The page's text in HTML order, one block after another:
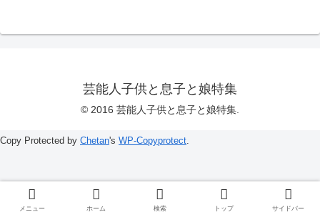
芸能人子供と息子と娘特集
© 2016 芸能人子供と息子と娘特集.
メニュー ホーム 検索 トップ サイドバー
Copy Protected by Chetan's WP-Copyprotect